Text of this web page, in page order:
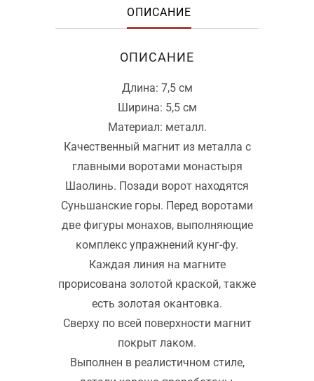
ОПИСАНИЕ
ОПИСАНИЕ
Длина: 7,5 см
Ширина: 5,5 см
Материал: металл.
Качественный магнит из металла с
главными воротами монастыря
Шаолинь. Позади ворот находятся
Суньшанские горы. Перед воротами
две фигуры монахов, выполняющие
комплекс упражнений кунг-фу.
Каждая линия на магните
прорисована золотой краской, также
есть золотая окантовка.
Сверху по всей поверхности магнит
покрыт лаком.
Выполнен в реалистичном стиле,